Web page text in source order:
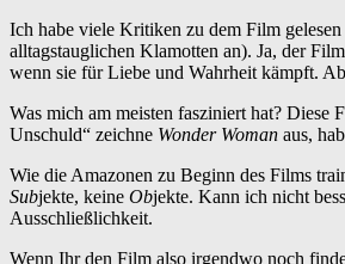
Ich habe viele Kritiken zu dem Film gelesen
alltagstauglichen Klamotten an). Ja, der
wenn sie für Liebe und Wahrheit kämpft.
Was mich am meisten fasziniert hat? Diese
Unschuld“ zeichne Wonder Woman aus,
Wie die Amazonen zu Beginn des Films
Subjekte, keine Objekte. Kann ich nicht
Ausschließlichkeit.
Wenn Ihr den Film also irgendwo noch